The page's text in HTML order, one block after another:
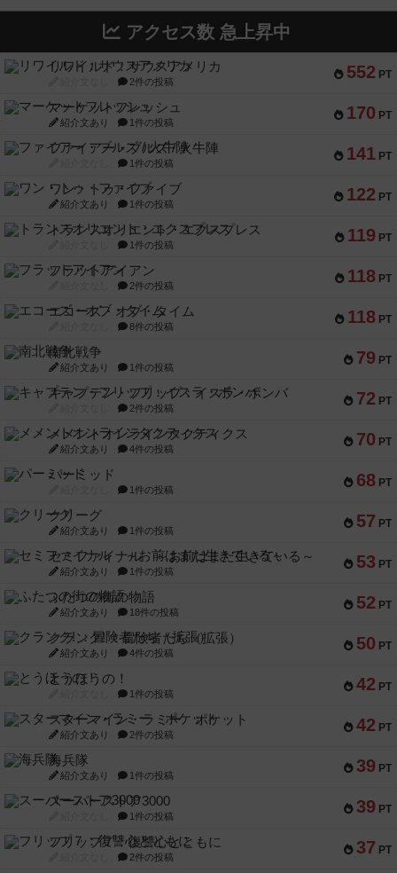
アクセス数 急上昇中
552 PT
リワイルド：サウスアメリカ
2件の投稿
170 PT
マーケットフレッシュ
紹介文あり 1件の投稿
141 PT
ファイアー・ブルズ / 火牛陣
1件の投稿
122 PT
ワン・トゥ・ファイブ
紹介文あり 1件の投稿
119 PT
トランスオリエント・エクスプレス
1件の投稿
118 PT
フラットアイアン
2件の投稿
118 PT
エコーズ・オブ・タイム
8件の投稿
79 PT
南北戦争
紹介文あり 1件の投稿
72 PT
キャプテン・フリップ：イスラ・ボンバ
2件の投稿
70 PT
メメントオンラインタクティクス
紹介文あり 4件の投稿
68 PT
パーミッド
1件の投稿
57 PT
クリーグ
紹介文あり 1件の投稿
53 PT
セミファイナル ～お前はまだ生きている～
紹介文あり 1件の投稿
52 PT
ふたつの街の物語
紹介文あり 18件の投稿
50 PT
クランク! ：冒険者たち（拡張）
紹介文あり 4件の投稿
42 PT
とうほうの！
1件の投稿
42 PT
スターマイン・ラミー ポケット
紹介文あり 2件の投稿
39 PT
海兵隊
紹介文あり 1件の投稿
39 PT
スーパーストア3000
1件の投稿
37 PT
フリップ７：復讐心とともに
2件の投稿